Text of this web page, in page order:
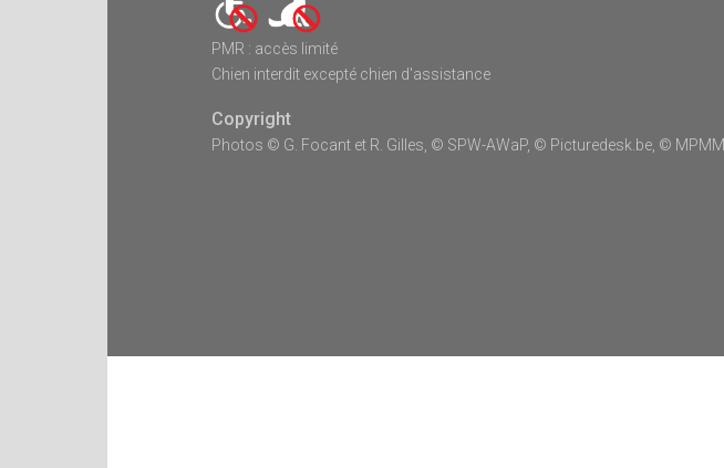
PMR : accès limité
Chien interdit excepté chien d'assistance
Copyright
Photos © G. Focant et R. Gilles, © SPW-AWaP, © Picturedesk.be, © MPMM